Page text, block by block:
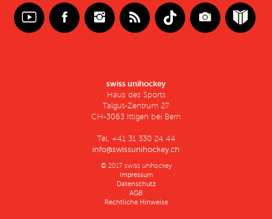
swiss unihockey
Haus des Sports
Talgut-Zentrum 27
CH-3063 Ittigen bei Bern
Tel. +41 31 330 24 44
info@swissunihockey.ch
© 2017 swiss unihockey
Impressum
Datenschutz
AGB
Rechtliche Hinweise